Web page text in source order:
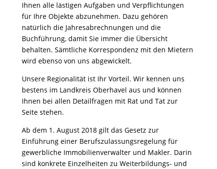
Ihnen alle lästigen Aufgaben und Verpflichtungen
für Ihre Objekte abzunehmen. Dazu gehören
natürlich die Jahresabrechnungen und die
Buchführung, damit Sie immer die Übersicht
behalten. Sämtliche Korrespondenz mit den Mietern
wird ebenso von uns abgewickelt.
Unsere Regionalität ist Ihr Vorteil. Wir kennen uns
bestens im Landkreis Oberhavel aus und können
Ihnen bei allen Detailfragen mit Rat und Tat zur
Seite stehen.
Ab dem 1. August 2018 gilt das Gesetz zur
Einführung einer Berufszulassungsregelung für
gewerbliche Immobilienverwalter und Makler. Darin
sind konkrete Einzelheiten zu Weiterbildungs- und